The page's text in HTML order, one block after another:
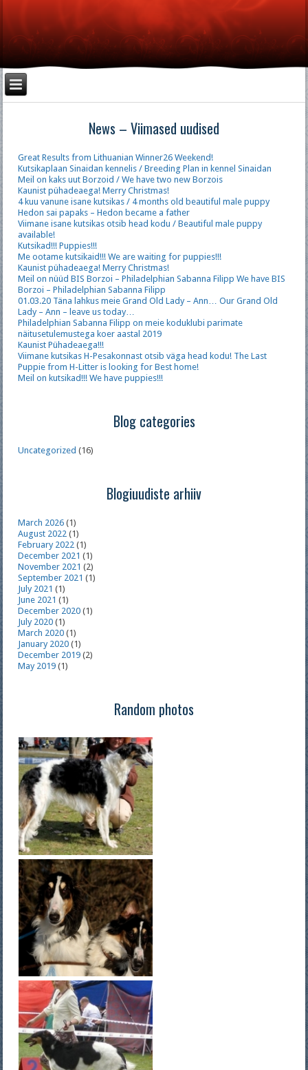
News – Viimased uudised
Great Results from Lithuanian Winner26 Weekend!
Kutsikaplaan Sinaidan kennelis / Breeding Plan in kennel Sinaidan
Meil on kaks uut Borzoid / We have two new Borzois
Kaunist pühadeaega! Merry Christmas!
4 kuu vanune isane kutsikas / 4 months old beautiful male puppy
Hedon sai papaks – Hedon became a father
Viimane isane kutsikas otsib head kodu / Beautiful male puppy
available!
Kutsikad!!! Puppies!!!
Me ootame kutsikaid!!! We are waiting for puppies!!!
Kaunist pühadeaega! Merry Christmas!
Meil on nüüd BIS Borzoi – Philadelphian Sabanna Filipp We have BIS
Borzoi – Philadelphian Sabanna Filipp
01.03.20 Täna lahkus meie Grand Old Lady – Ann… Our Grand Old
Lady – Ann – leave us today…
Philadelphian Sabanna Filipp on meie koduklubi parimate
näitusetulemustega koer aastal 2019
Kaunist Pühadeaega!!!
Viimane kutsikas H-Pesakonnast otsib väga head kodu! The Last
Puppie from H-Litter is looking for Best home!
Meil on kutsikad!!! We have puppies!!!
Blog categories
Uncategorized (16)
Blogiuudiste arhiiv
March 2026 (1)
August 2022 (1)
February 2022 (1)
December 2021 (1)
November 2021 (2)
September 2021 (1)
July 2021 (1)
June 2021 (1)
December 2020 (1)
July 2020 (1)
March 2020 (1)
January 2020 (1)
December 2019 (2)
May 2019 (1)
Random photos